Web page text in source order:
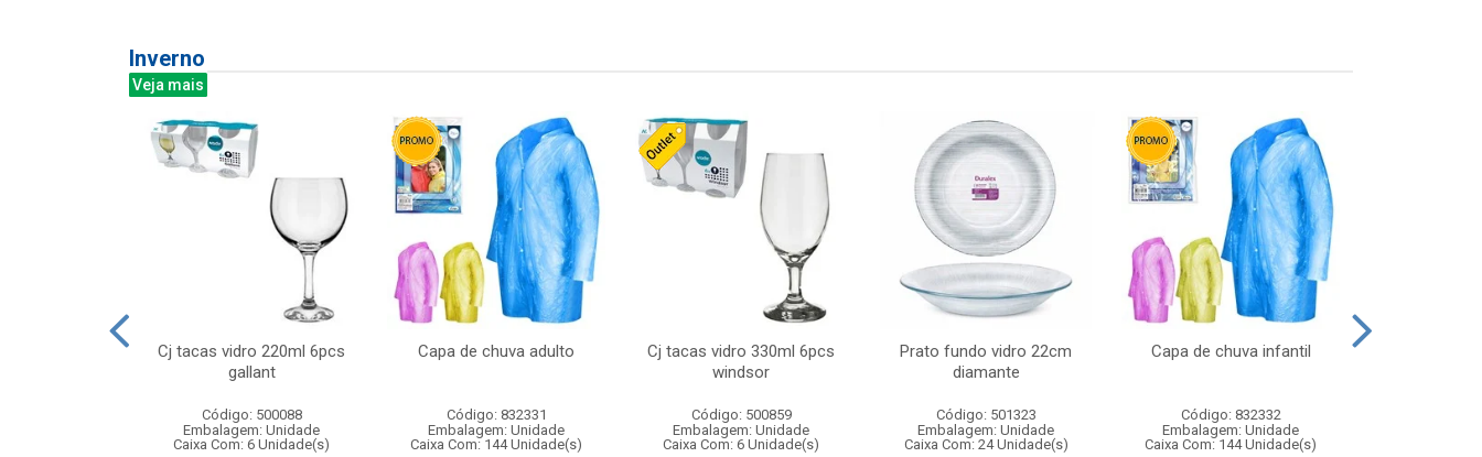
Inverno
Veja mais
Cj tacas vidro 220ml 6pcs
gallant
Código: 500088
Embalagem: Unidade
Caixa Com: 6 Unidade(s)
Capa de chuva adulto
Código: 832331
Embalagem: Unidade
Caixa Com: 144 Unidade(s)
Cj tacas vidro 330ml 6pcs
windsor
Código: 500859
Embalagem: Unidade
Caixa Com: 6 Unidade(s)
Prato fundo vidro 22cm
diamante
Código: 501323
Embalagem: Unidade
Caixa Com: 24 Unidade(s)
Capa de chuva infantil
Código: 832332
Embalagem: Unidade
Caixa Com: 144 Unidade(s)